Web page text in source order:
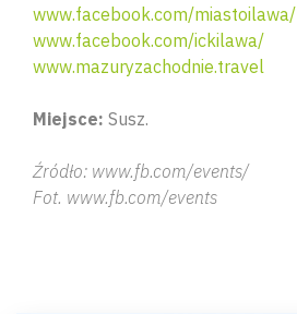
www.facebook.com/miastoilawa/
www.facebook.com/ickilawa/
www.mazuryzachodnie.travel
Miejsce: Susz.
Źródło: www.fb.com/events/
Fot. www.fb.com/events